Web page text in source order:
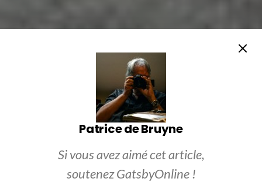
Patrice de Bruyne
Si vous avez aimé cet article,
soutenez GatsbyOnline !